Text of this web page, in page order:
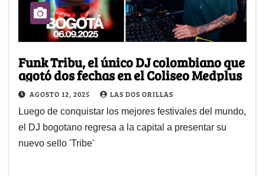
Funk Tribu, el único DJ colombiano que
agotó dos fechas en el Coliseo Medplus
AGOSTO 12, 2025 LAS DOS ORILLAS
Luego de conquistar los mejores festivales del mundo,
el DJ bogotano regresa a la capital a presentar su
nuevo sello 'Tribe'